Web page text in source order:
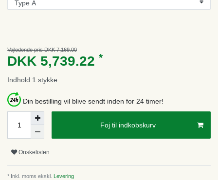
Vejledende pris DKK 7,169.00
DKK 5,739.22 *
Indhold 1 stykke
Din bestilling vil blive sendt inden for 24 timer!
Foj til indkobskurv
Onskelisten
* Inkl. moms ekskl. Levering